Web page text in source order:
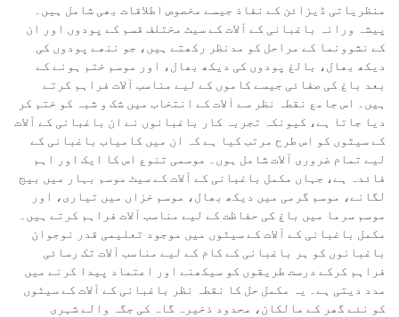
منظریاتی ڈیزائن کے نفاذ جیسے مخصوص اطلاقات بھی شامل ہیں۔
پیشہ ورانہ باغبانی کے آلات کے سیٹ مختلف قسم کے پودوں اور ان
کے نشوونما کے مراحل کو مدنظر رکھتے ہیں، جو ننھے پودوں کی
دیکھ بھال، بالغ پودوں کی دیکھ بھال، اور موسم ختم ہونے کے
بعد باغ کی صفائی جیسے کاموں کے لیے مناسب آلات فراہم کرتے
ہیں۔ اس جامع نقطہ نظر سے آلات کے انتخاب میں شک و شبہ کو ختم کر
دیا جاتا ہے، کیونکہ تجربہ کار باغبانوں نے ان باغبانی کے آلات
کے سیٹوں کو اس طرح مرتب کیا ہے کہ ان میں کامیاب باغبانی کے
لیے تمام ضروری آلات شامل ہوں۔ موسمی تنوع اس کا ایک اور اہم
فائدہ ہے، جہاں مکمل باغبانی کے آلات کے سیٹ موسم بہار میں بیج
لگانے، موسم گرمی میں دیکھ بھال، موسم خزاں میں تیاری، اور
موسم سرما میں باغ کی حفاظت کے لیے مناسب آلات فراہم کرتے ہیں۔
مکمل باغبانی کے آلات کے سیٹوں میں موجود تعلیمی قدر نوجوان
باغبانوں کو ہر باغبانی کے کام کے لیے مناسب آلات تک رسائی
فراہم کرکے درست طریقوں کو سیکھنے اور اعتماد پیدا کرنے میں
مدد دیتی ہے۔ یہ مکمل حل کا نقطہ نظر باغبانی کے آلات کے سیٹوں
کو نئے گھر کے مالکان، محدود ذخیرہ گاہ کی جگہ والے شہری